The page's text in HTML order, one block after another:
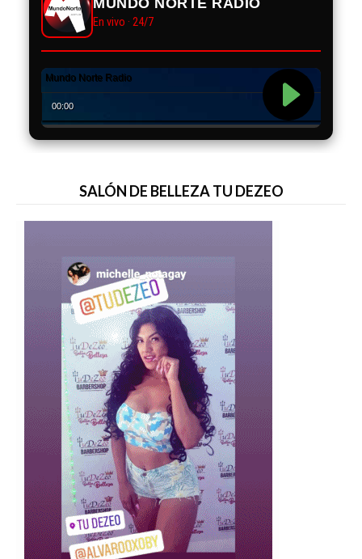
MUNDO NORTE RADIO
En vivo · 24/7
SALÓN DE BELLEZA TU DEZEO